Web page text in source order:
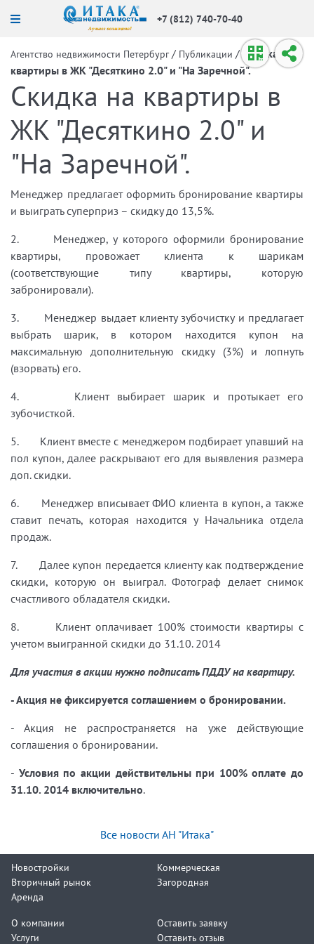
+7 (812) 740-70-40
Агентство недвижимости Петербург / Публикации / Скидка на
квартиры в ЖК "Десяткино 2.0" и "На Заречной".
Скидка на квартиры в
ЖК "Десяткино 2.0" и
"На Заречной".
Менеджер предлагает оформить бронирование квартиры
и выиграть суперприз – скидку до 13,5%.
2. Менеджер, у которого оформили бронирование
квартиры, провожает клиента к шарикам
(соответствующие типу квартиры, которую
забронировали).
3. Менеджер выдает клиенту зубочистку и предлагает
выбрать шарик, в котором находится купон на
максимальную дополнительную скидку (3%) и лопнуть
(взорвать) его.
4. Клиент выбирает шарик и протыкает его
зубочисткой.
5. Клиент вместе с менеджером подбирает упавший на
пол купон, далее раскрывают его для выявления размера
доп. скидки.
6. Менеджер вписывает ФИО клиента в купон, а также
ставит печать, которая находится у Начальника отдела
продаж.
7. Далее купон передается клиенту как подтверждение
скидки, которую он выиграл. Фотограф делает снимок
счастливого обладателя скидки.
8. Клиент оплачивает 100% стоимости квартиры с
учетом выигранной скидки до 31.10. 2014
Для участия в акции нужно подписать ПДДУ на квартиру.
- Акция не фиксируется соглашением о бронировании.
- Акция не распространяется на уже действующие
соглашения о бронировании.
- Условия по акции действительны при 100% оплате до
31.10. 2014 включительно.
Все новости АН "Итака"
Новостройки
Вторичный рынок
Аренда
Коммерческая
Загородная
О компании
Услуги
Оставить заявку
Оставить отзыв